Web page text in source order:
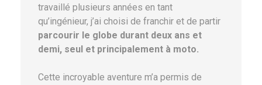
travaillé plusieurs années en tant
qu’ingénieur, j’ai choisi de franchir et de partir
parcourir le globe durant deux ans et
demi, seul et principalement à moto.
Cette incroyable aventure m’a permis de